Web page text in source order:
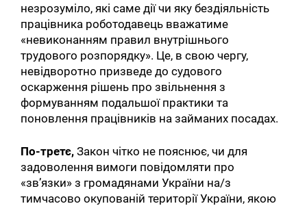
незрозуміло, які саме дії чи яку бездіяльність
працівника роботодавець вважатиме
«невиконанням правил внутрішнього
трудового розпорядку». Це, в свою чергу,
невідворотно призведе до судового
оскарження рішень про звільнення з
формуванням подальшої практики та
поновлення працівників на займаних посадах.
По-третє, Закон чітко не пояснює, чи для
задоволення вимоги повідомляти про
«зв’язки» з громадянами України на/з
тимчасово окупованій території України, якою